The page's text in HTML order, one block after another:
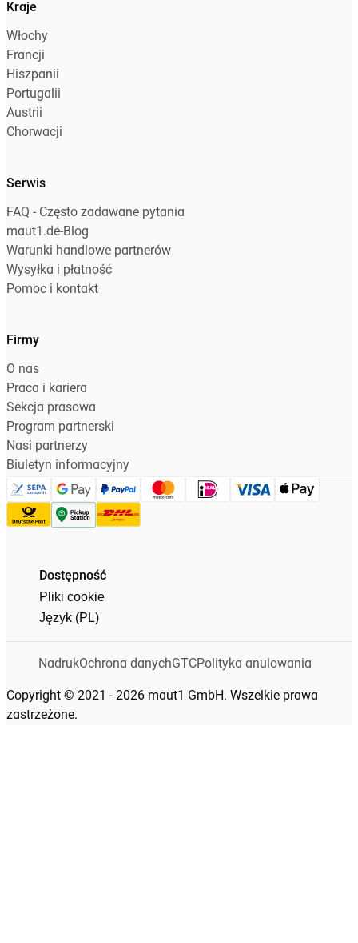
Kraje
Włochy
Francji
Hiszpanii
Portugalii
Austrii
Chorwacji
Serwis
FAQ - Często zadawane pytania
maut1.de-Blog
Warunki handlowe partnerów
Wysyłka i płatność
Pomoc i kontakt
Firmy
O nas
Praca i kariera
Sekcja prasowa
Program partnerski
Nasi partnerzy
Biuletyn informacyjny
Dostępność
Pliki cookie
Język (PL)
Copyright © 2021 - 2026 maut1 GmbH. Wszelkie prawa
zastrzeżone.
NadrukOchrona danychGTCPolityka anulowania